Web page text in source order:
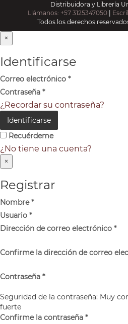
Distribuidora y Librería
Llámanos: +57 3125347050
Todos los derechos
×
Identificarse
Correo electrónico *
Contraseña *
¿Recordar su contraseña?
Identificarse
Recuérdeme
¿No tiene una cuenta?
×
Registrar
Nombre*
Usuario *
Dirección de correo electrónico *
Confirme la dirección de correo
Contraseña *
Seguridad de la contraseña: Muy
fuerte
Confirme la contraseña *